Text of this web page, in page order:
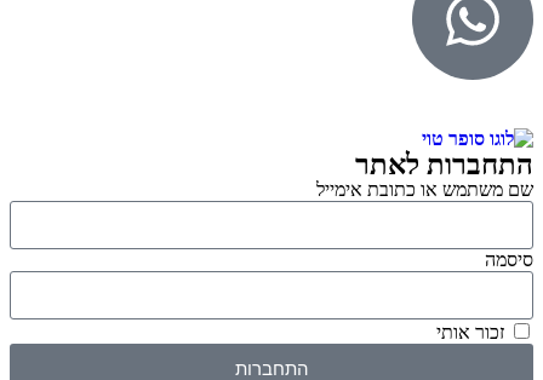
התחברות לאתר
שם משתמש או כתובת אימייל
סיסמה
זכור אותי
התחברות